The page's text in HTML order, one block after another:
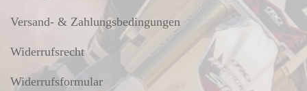
Versand- & Zahlungsbedingungen
Widerrufsrecht
Widerrufsformular